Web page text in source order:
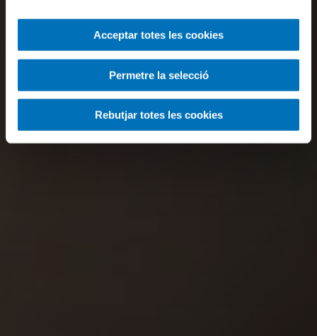
Acceptar totes les cookies
Permetre la selecció
Rebutjar totes les cookies